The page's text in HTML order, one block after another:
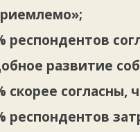
респондентов
развитие
скорее согласны,
респондентов